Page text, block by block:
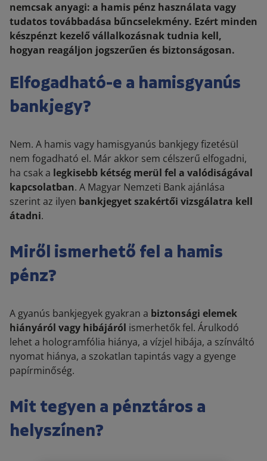
nemcsak anyagi: a hamis pénz használata vagy
tudatos továbbadása bűncselekmény. Ezért minden
készpénzt kezelő vállalkozásnak tudnia kell,
hogyan reagáljon jogszerűen és biztonságosan.
Elfogadható-e a hamisgyanús
bankjegy?
Nem. A hamis vagy hamisgyanús bankjegy fizetésül
nem fogadható el. Már akkor sem célszerű elfogadni,
ha csak a legkisebb kétség merül fel a valódiságával
kapcsolatban. A Magyar Nemzeti Bank ajánlása
szerint az ilyen bankjegyet szakértői vizsgálatra kell
átadni.
Miről ismerhető fel a hamis
pénz?
A gyanús bankjegyek gyakran a biztonsági elemek
hiányáról vagy hibájáról ismerhetők fel. Árulkodó
lehet a hologramfólia hiánya, a vízjel hibája, a színváltó
nyomat hiánya, a szokatlan tapintás vagy a gyenge
papírminőség.
Mit tegyen a pénztáros a
helyszínen?